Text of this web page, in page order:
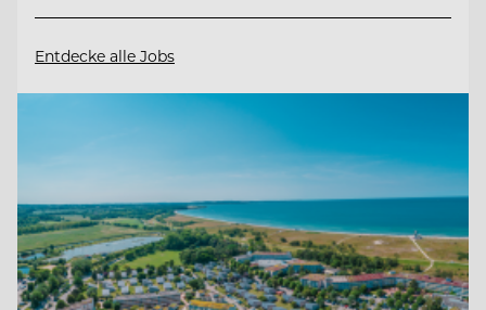
Entdecke alle Jobs